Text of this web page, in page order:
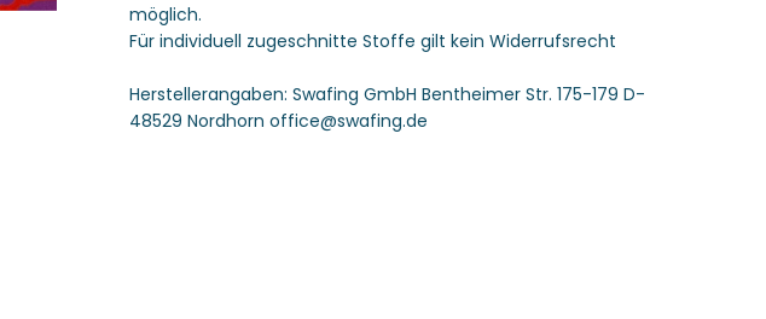
Swafing
möglich.
Für individuell zugeschnitte Stoffe gilt kein Widerrufsrecht
Herstellerangaben:Swafing GmbH Bentheimer Str. 175-179 D-
48529 Nordhorn office@swafing.de